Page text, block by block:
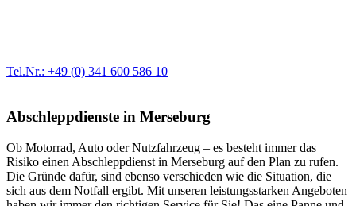
Tel.Nr.: +49 (0) 341 600 586 10
Abschleppdienste in Merseburg
Ob Motorrad, Auto oder Nutzfahrzeug – es besteht immer das
Risiko einen Abschleppdienst in Merseburg auf den Plan zu rufen.
Die Gründe dafür, sind ebenso verschieden wie die Situation, die
sich aus dem Notfall ergibt. Mit unseren leistungsstarken Angeboten